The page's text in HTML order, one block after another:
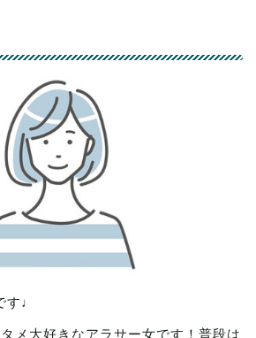
す♩
メ大好きなアラサー女です！普段は